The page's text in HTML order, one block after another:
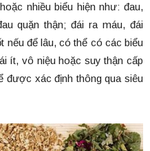
nhiều biểu hiện như: đau,
quặn thận; đái ra máu, đái
nếu để lâu, có thể có các biểu
ít, vô niệu hoặc suy thận cấp
được xác định thông qua siêu